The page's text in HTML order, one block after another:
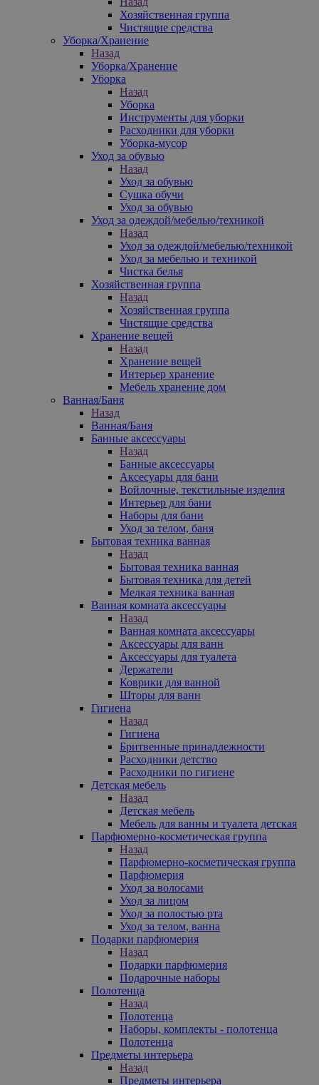
Хозяйственная группа
Чистящие средства
Уборка/Хранение
Назад
Уборка/Хранение
Уборка
Назад
Уборка
Инструменты для уборки
Расходники для уборки
Уборка-мусор
Уход за обувью
Назад
Уход за обувью
Сушка обучи
Уход за обувью
Уход за одеждой/мебелью/техникой
Назад
Уход за одеждой/мебелью/техникой
Уход за мебелью и техникой
Чистка белья
Хозяйственная группа
Назад
Хозяйственная группа
Чистящие средства
Хранение вещей
Назад
Хранение вещей
Интерьер хранение
Мебель хранение дом
Ванная/Баня
Назад
Ванная/Баня
Банные аксессуары
Назад
Банные аксессуары
Аксесуары для бани
Войлочные, текстильные изделия
Интерьер для бани
Наборы для бани
Уход за телом, баня
Бытовая техника ванная
Назад
Бытовая техника ванная
Бытовая техника для детей
Мелкая техника ванная
Ванная комната аксессуары
Назад
Ванная комната аксессуары
Аксессуары для ванн
Аксессуары для туалета
Держатели
Коврики для ванной
Шторы для ванн
Гигиена
Назад
Гигиена
Бритвенные принадлежности
Расходники детство
Расходники по гигиене
Детская мебель
Назад
Детская мебель
Мебель для ванны и туалета детская
Парфюмерно-косметическая группа
Назад
Парфюмерно-косметическая группа
Парфюмерия
Уход за волосами
Уход за лицом
Уход за полостью рта
Уход за телом, ванна
Подарки парфюмерия
Назад
Подарки парфюмерия
Подарочные наборы
Полотенца
Назад
Полотенца
Наборы, комплекты - полотенца
Полотенца
Предметы интерьера
Назад
Предметы интерьера